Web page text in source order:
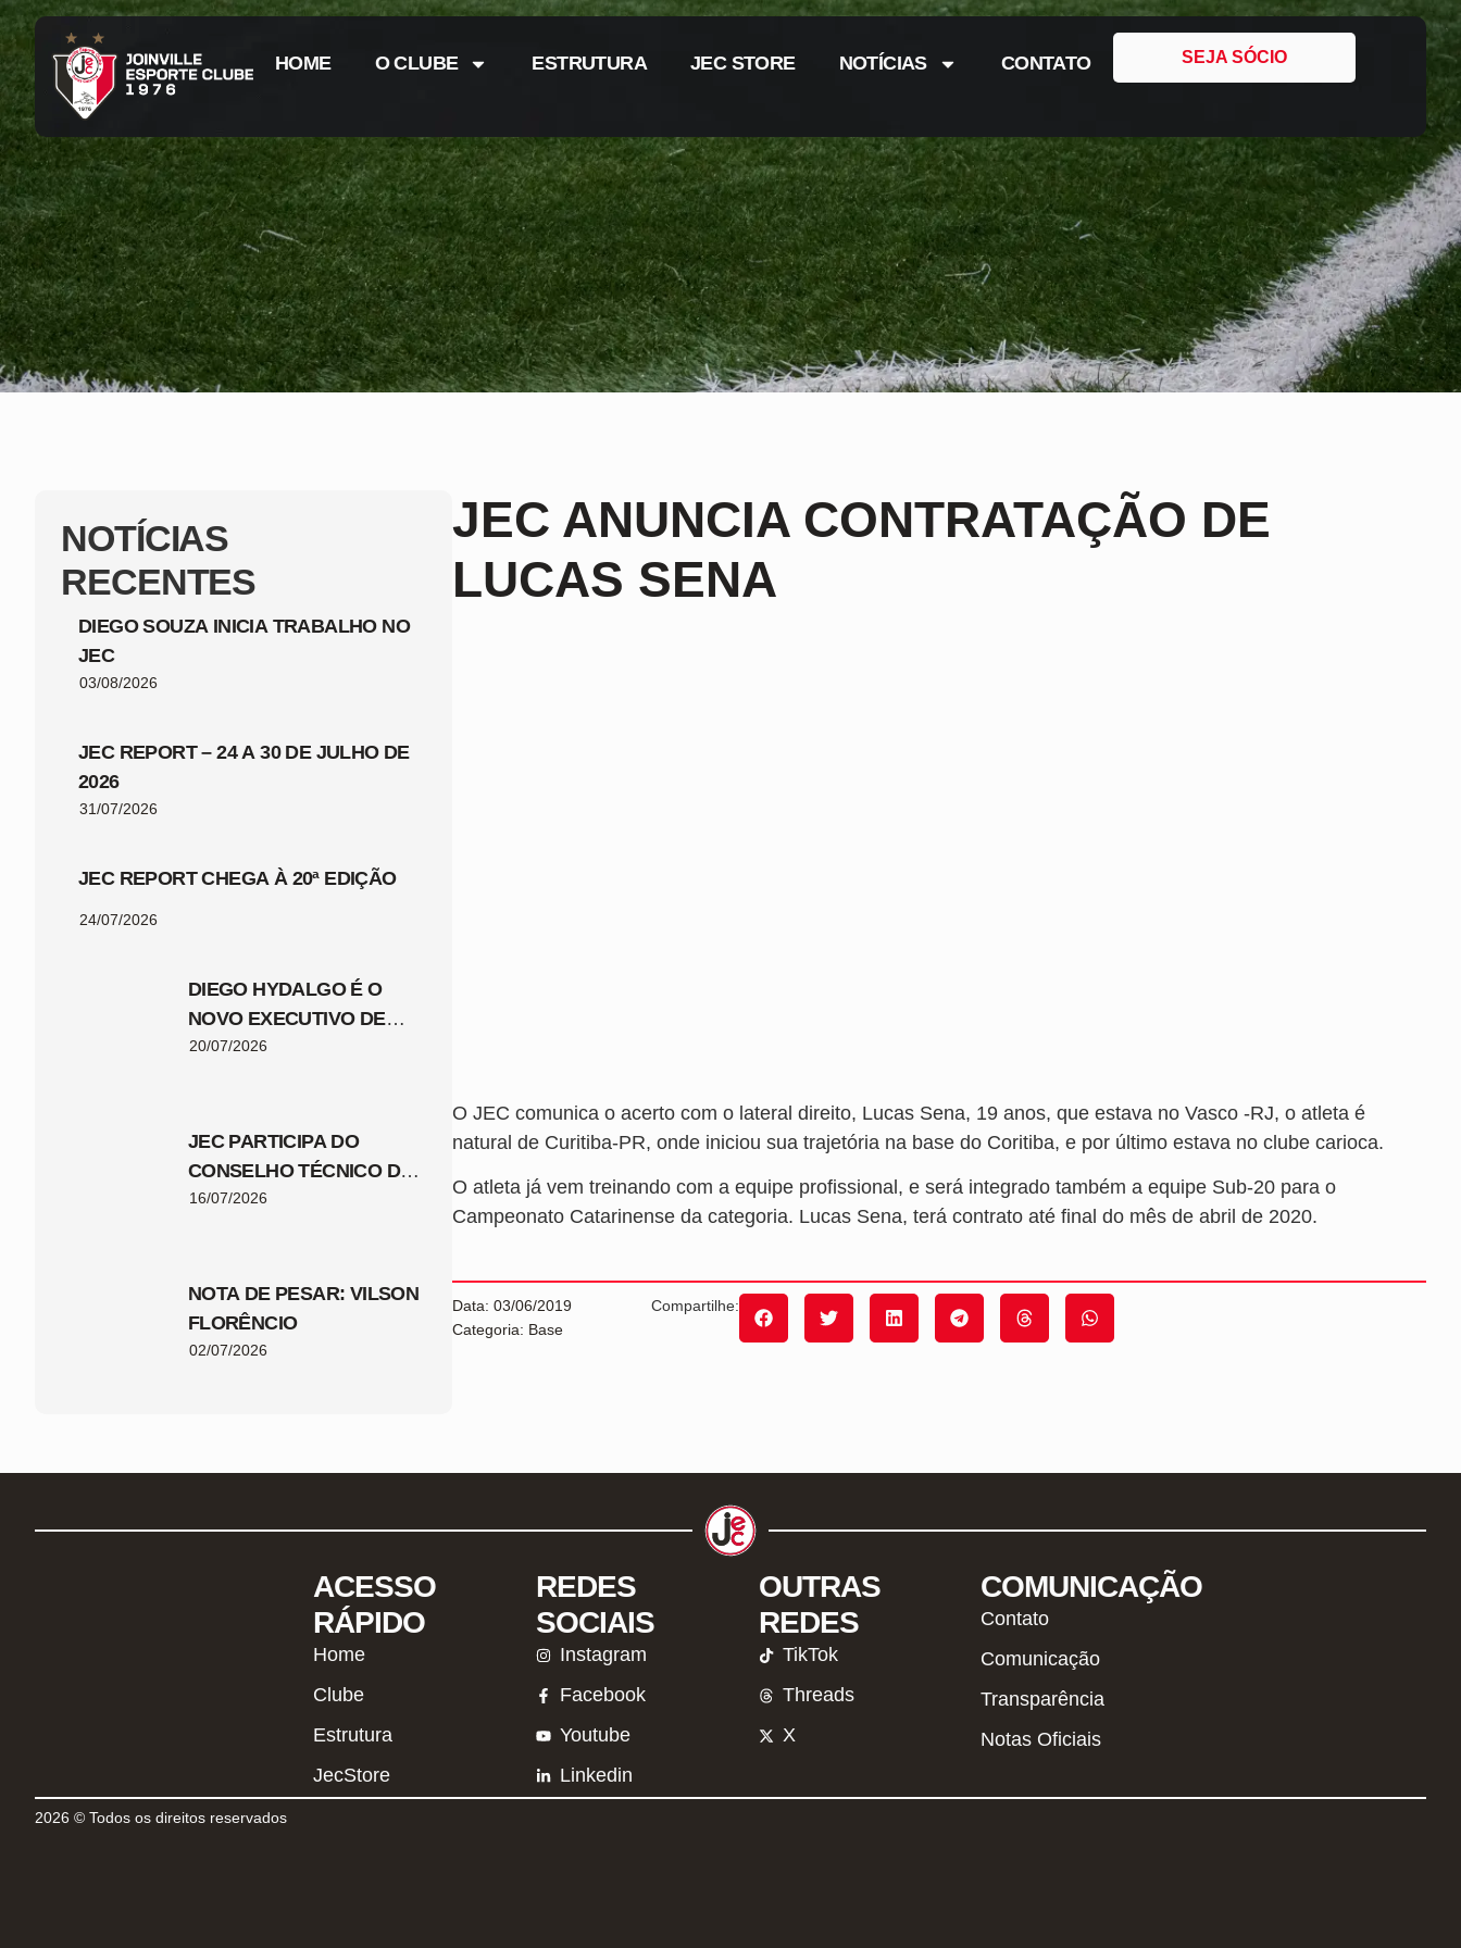
HOME O CLUBE ESTRUTURA JEC STORE NOTÍCIAS CONTATO SEJA SÓCIO
NOTÍCIAS
RECENTES
DIEGO SOUZA INICIA TRABALHO NO
JEC
03/08/2026
JEC REPORT – 24 A 30 DE JULHO DE
2026
31/07/2026
JEC REPORT CHEGA À 20ª EDIÇÃO
24/07/2026
DIEGO HYDALGO É O
NOVO EXECUTIVO DE
FUTEBOL DO JEC
20/07/2026
JEC PARTICIPA DO
CONSELHO TÉCNICO DA
COPA SANTA CATARINA
16/07/2026
NOTA DE PESAR: VILSON
FLORÊNCIO
02/07/2026
JEC ANUNCIA CONTRATAÇÃO DE
LUCAS SENA
O JEC comunica o acerto com o lateral direito, Lucas Sena, 19 anos, que estava no Vasco -RJ, o atleta é
natural de Curitiba-PR, onde iniciou sua trajetória na base do Coritiba, e por último estava no clube carioca.
O atleta já vem treinando com a equipe profissional, e será integrado também a equipe Sub-20 para o
Campeonato Catarinense da categoria. Lucas Sena, terá contrato até final do mês de abril de 2020.
Data: 03/06/2019
Categoria: Base
Compartilhe:
ACESSO
RÁPIDO
Home
Clube
Estrutura
JecStore
REDES
SOCIAIS
Instagram
Facebook
Youtube
Linkedin
OUTRAS
REDES
TikTok
Threads
X
COMUNICAÇÃO
Contato
Comunicação
Transparência
Notas Oficiais
2026 © Todos os direitos reservados